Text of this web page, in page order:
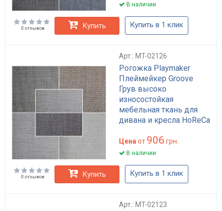
В наличии
0 отзывов Купить Купить в 1 клик
Арт.: MT-02126
Рогожка Playmaker
Плеймейкер Groove
Грув высоко
износостойкая
мебельная ткань для
дивана и кресла HoReCa
Martindale
Цена от 906 грн.
В наличии
0 отзывов Купить Купить в 1 клик
Арт.: MT-02123